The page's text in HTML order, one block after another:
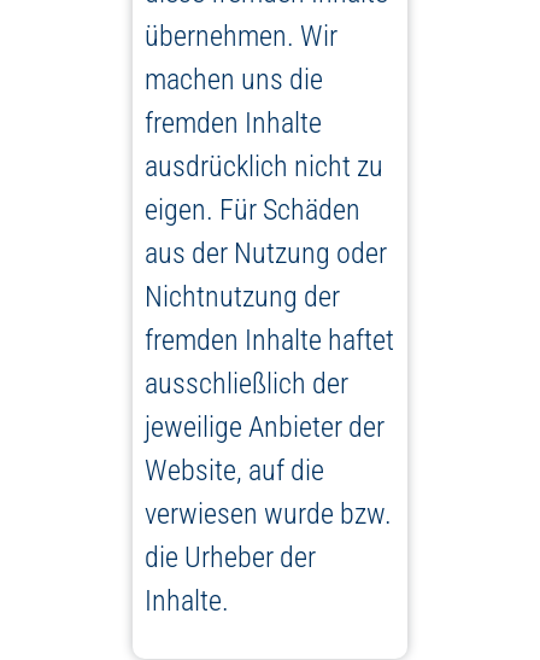
übernehmen. Wir
machen uns die
fremden Inhalte
ausdrücklich nicht zu
eigen. Für Schäden
aus der Nutzung oder
Nichtnutzung der
fremden Inhalte haftet
ausschließlich der
jeweilige Anbieter der
Website, auf die
verwiesen wurde bzw.
die Urheber der
Inhalte.